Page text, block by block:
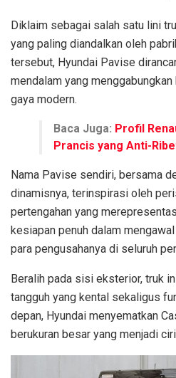
Diklaim sebagai salah satu lini
yang paling diandalkan oleh
tersebut, Hyundai Pavise
mendalam yang
gaya modern.
Baca Juga: Profil
Prancis yang Anti-
Nama Pavise sendiri, bersama
dinamisnya, terinspirasi oleh
pertengahan yang
kesiapan penuh dalam
para pengusahanya di seluruh
Beralih pada sisi eksterior, truk
tangguh yang kental sekaligus
depan, Hyundai menyematkan
berukuran besar yang menjadi